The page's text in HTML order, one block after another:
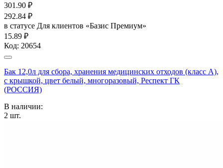
301.90 ₽
292.84 ₽
в статусе Для клиентов «Базис Премиум»
15.89 ₽
Код: 20654
Бак 12,0л для сбора, хранения медицинских отходов (класс А),
с крышкой, цвет белый, многоразовый, Респект ГК
(РОССИЯ)
В наличии:
2 шт.